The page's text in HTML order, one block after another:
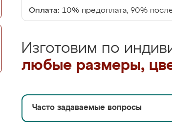
Оплата: 10% предоплата, 90%
Изготовим по
любые размеры,
Часто задаваемые вопросы